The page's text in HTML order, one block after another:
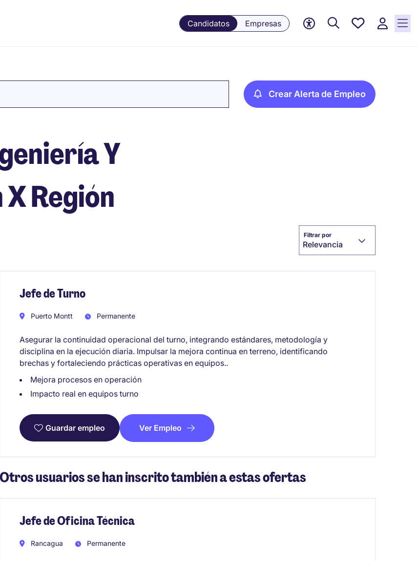
Candidatos Empresas
Empleos
Crear Alerta de Empleo
Y
Región
Filtrar por
Relevancia
Jefe de Turno
Puerto Montt Permanente
Asegurar la continuidad operacional del turno, integrando estándares, metodología y
disciplina en la ejecución diaria. Impulsar la mejora continua en terreno, identificando
brechas y fortaleciendo prácticas operativas en equipos..
Mejora procesos en operación
Impacto real en equipos turno
Guardar empleo Ver Empleo
Otros usuarios se han inscrito también a estas ofertas
Jefe de Oficina Técnica
Rancagua Permanente